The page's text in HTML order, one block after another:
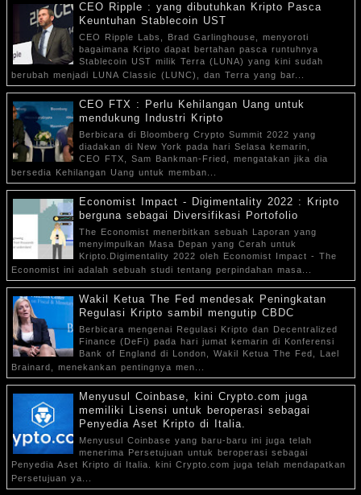
CEO Ripple : yang dibutuhkan Kripto Pasca
Keuntuhan Stablecoin UST
CEO Ripple Labs, Brad Garlinghouse, menyoroti
bagaimana Kripto dapat bertahan pasca runtuhnya
Stablecoin UST milik Terra (LUNA) yang kini sudah
berubah menjadi LUNA Classic (LUNC), dan Terra yang bar...
CEO FTX : Perlu Kehilangan Uang untuk
mendukung Industri Kripto
Berbicara di Bloomberg Crypto Summit 2022 yang
diadakan di New York pada hari Selasa kemarin,
CEO FTX, Sam Bankman-Fried, mengatakan jika dia
bersedia Kehilangan Uang untuk memban...
Economist Impact - Digimentality 2022 : Kripto
berguna sebagai Diversifikasi Portofolio
The Economist menerbitkan sebuah Laporan yang
menyimpulkan Masa Depan yang Cerah untuk
Kripto.Digimentality 2022 oleh Economist Impact - The
Economist ini adalah sebuah studi tentang perpindahan masa...
Wakil Ketua The Fed mendesak Peningkatan
Regulasi Kripto sambil mengutip CBDC
Berbicara mengenai Regulasi Kripto dan Decentralized
Finance (DeFi) pada hari jumat kemarin di Konferensi
Bank of England di London, Wakil Ketua The Fed, Lael
Brainard, menekankan pentingnya men...
Menyusul Coinbase, kini Crypto.com juga
memiliki Lisensi untuk beroperasi sebagai
Penyedia Aset Kripto di Italia.
Menyusul Coinbase yang baru-baru ini juga telah
menerima Persetujuan untuk beroperasi sebagai
Penyedia Aset Kripto di Italia. kini Crypto.com juga telah mendapatkan
Persetujuan ya...